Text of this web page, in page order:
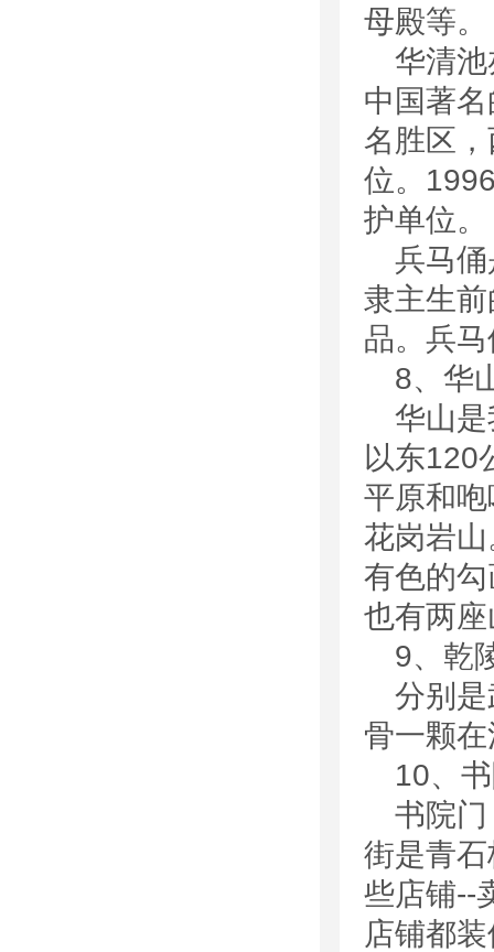
母殿等。
华清
中国著
名胜区
位。
护单位。
兵马
隶主生
品。兵
8、华
华山
以东120
平原和
花岗岩
有色的
也有两
9、乾
分别
骨一颗
10、
书院
街是青
些店铺--
店铺都